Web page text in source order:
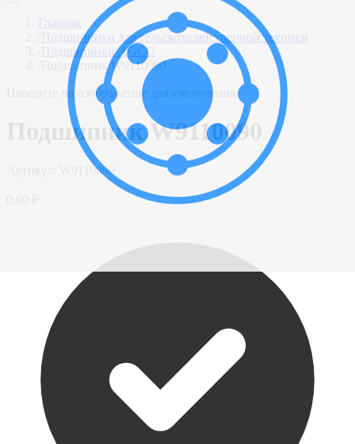
Главная
Подшипники для сельскохозяйственной техники
Подшипники AGCO
Подшипник W9110090
Наведите на изображение для увеличения
Подшипник W9110090
W9110090